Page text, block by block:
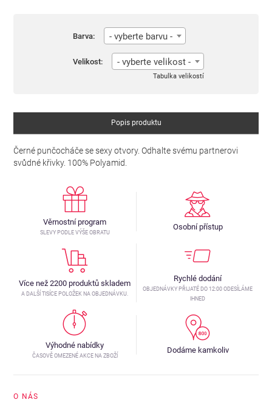
Barva: - vyberte barvu -
Velikost: - vyberte velikost -
Tabulka velikostí
Popis produktu
Černé punčocháče se sexy otvory. Odhalte svému partnerovi
svůdné křivky. 100% Polyamid.
Věrnostní program
SLEVY PODLE VÝŠE OBRATU
Osobní přístup
Více než 2200 produktů skladem
A DALŠÍ TISÍCE POLOŽEK NA OBJEDNÁVKU.
Rychlé dodání
OBJEDNÁVKY PŘIJATÉ DO 12:00 ODESÍLÁME
IHNED
Výhodné nabídky
ČASOVĚ OMEZENÉ AKCE NA ZBOŽÍ
Dodáme kamkoliv
O NÁS